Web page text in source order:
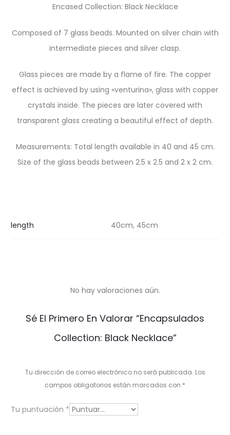
Encased Collection: Black Necklace
Composed of 7 glass beads. Mounted on silver chain with
intermediate pieces and silver clasp.
Glass pieces are made by a flame of fire. The copper
effect is achieved by using «venturina», glass with copper
crystals inside. The pieces are later covered with
transparent glass creating a beautiful effect of depth.
Measurements: Total length available in 40 and 45 cm.
Size of the glass beads between 2.5 x 2.5 and 2 x 2 cm.
length 40cm, 45cm
a
No hay valoraciones aún.
Sé El Primero En Valorar “Encapsulados
Collection: Black Necklace”
Tu dirección de correo electrónico no será publicada. Los
campos obligatorios están marcados con *
Tu puntuación *